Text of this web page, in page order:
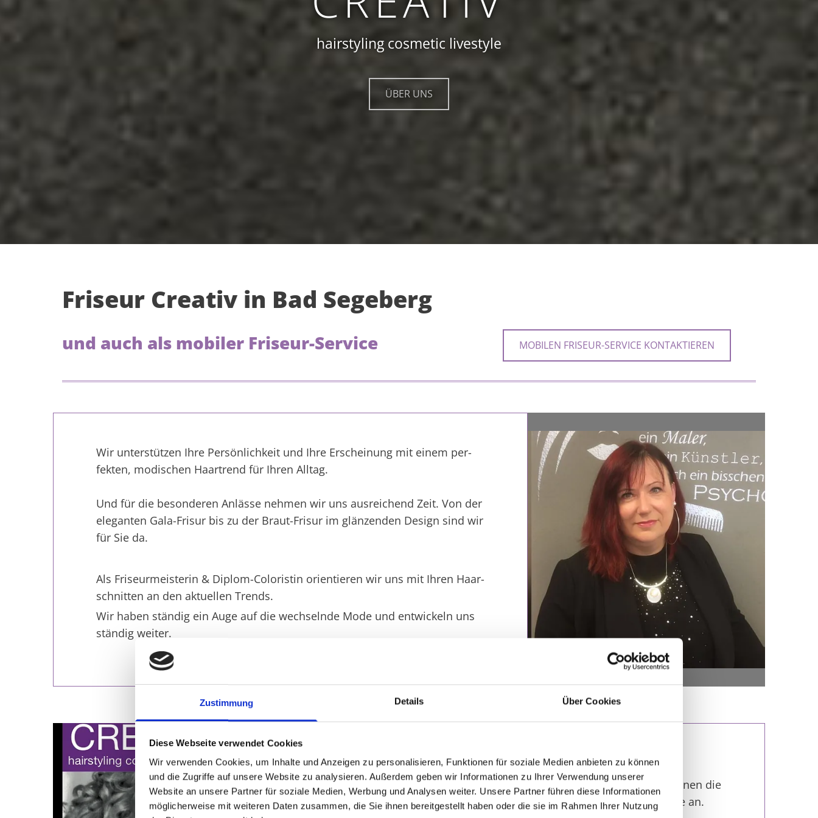
Zustimmung Details Über Cookies
Diese Webseite verwendet Cookies
Wir verwenden Cookies, um Inhalte und Anzeigen zu personalisieren, Funktionen für soziale Medien anbieten zu können
und die Zugriffe auf unsere Website zu analysieren. Außerdem geben wir Informationen zu Ihrer Verwendung unserer
Website an unsere Partner für soziale Medien, Werbung und Analysen weiter. Unsere Partner führen diese Informationen
möglicherweise mit weiteren Daten zusammen, die Sie ihnen bereitgestellt haben oder die sie im Rahmen Ihrer Nutzung
hairstyling cosmetic livestyle
ÜBER UNS
hairstyling cosmetic livestyle
ÜBER UNS
Friseur Creativ in Bad Segeberg
und auch als mobiler Friseur-Service MOBILEN FRISEUR-SERVICE KONTAKTIEREN
Wir un­ter­stüt­zen Ihre Per­sön­lich­keit und Ihre Er­schei­nung mit einem per­
fek­ten, mo­di­schen Haar­t­rend für Ihren All­tag.
Und für die be­son­de­ren An­läs­se neh­men wir uns aus­rei­chend Zeit. Von der
ele­gan­ten Ga­la-Fri­sur bis zu der Braut-Fri­sur im glän­zen­den De­sign sind wir
für Sie da.
Als Fri­seur­meis­te­rin & Di­plom-Co­lor­is­tin ori­en­tie­ren wir uns mit Ihren Haar­
schnit­ten an den ak­tu­el­len Trends.
Wir haben stän­dig ein Auge auf die wech­seln­de Mode und ent­wi­ckeln uns
stän­dig wei­ter.
Über die modernen Haarschnitte fürFrauen, Männer und Kinderbieten wir Ihnen die
passende Farbe, ausgefallene Strähnentechnik sowie auch Balayage und Ombre an.